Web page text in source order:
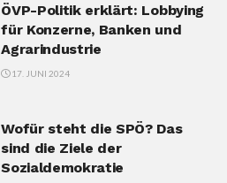
ÖVP-Politik erklärt: Lobbying
für Konzerne, Banken und
Agrarindustrie
17. JUNI 2024
Wofür steht die SPÖ? Das
sind die Ziele der
Sozialdemokratie